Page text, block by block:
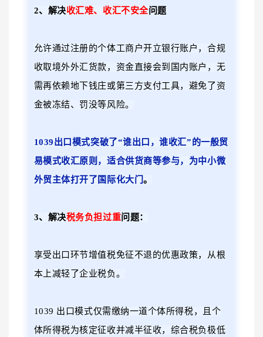
2、解决收汇难、收汇不安全问题
允许通过注册的个体工商户开立银行账户，合规
收取境外外汇货款，资金直接会到国内账户，无
需再依赖地下钱庄或第三方支付工具，避免了资
金被冻结、罚没等风险。
1039出口模式突破了“谁出口，谁收汇”的一般贸
易模式收汇原则，适合供货商等参与，为中小微
外贸主体打开了国际化大门。
3、解决税务负担过重问题：
享受出口环节增值税免征不退的优惠政策，从根
本上减轻了企业税负。
1039 出口模式仅需缴纳一道个体所得税，且个
体所得税为核定征收并减半征收，综合税负极低